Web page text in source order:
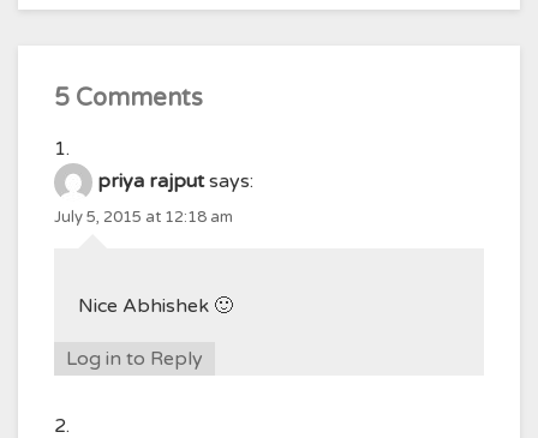
5 Comments
priya rajput says:
July 5, 2015 at 12:18 am
Nice Abhishek 🙂
Log in to Reply